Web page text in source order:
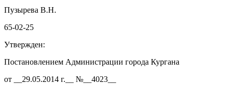
Пузырева В.Н.
65-02-25
Утвержден:
Постановлением Администрации города Кургана
от __29.05.2014 г.__ №__4023__